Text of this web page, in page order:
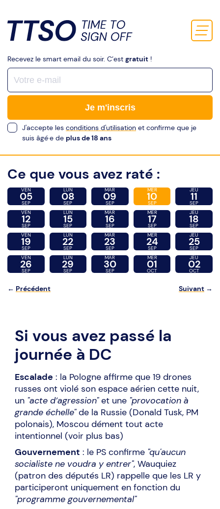
Recevez le smart email du soir. C’est gratuit !
Je m'inscris
J'accepte les conditions d'utilisation et confirme que je
suis âgé·e de plus de 18 ans
Ce que vous avez raté :
VEN
05
SEP
LUN
08
SEP
MAR
09
SEP
MER
10
SEP
JEU
11
SEP
VEN
12
SEP
LUN
15
SEP
MAR
16
SEP
MER
17
SEP
JEU
18
SEP
VEN
19
SEP
LUN
22
SEP
MAR
23
SEP
MER
24
SEP
JEU
25
SEP
VEN
26
SEP
LUN
29
SEP
MAR
30
SEP
MER
01
OCT
JEU
02
OCT
← Précédent Suivant →
Si vous avez passé la
journée à DC
Escalade : la Pologne affirme que 19 drones
russes ont violé son espace aérien cette nuit,
un "acte d’agression"et une "provocation à
grande échelle"de la Russie (Donald Tusk, PM
polonais), Moscou dément tout acte
intentionnel (voir plus bas)
Gouvernement : le PS confirme "qu'aucun
socialiste ne voudra y entrer", Wauquiez
(patron des députés LR) rappelle que les LR y
participeront uniquement en fonction du
"programme gouvernemental"